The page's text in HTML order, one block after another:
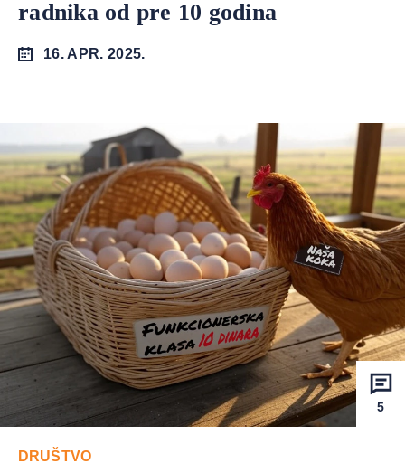
radnika od pre 10 godina
16. APR. 2025.
5
DRUŠTVO